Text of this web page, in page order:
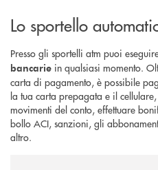
Lo sportello
Presso gli sportelli atm puoi
bancarie in qualsiasi momento.
carta di pagamento, è possibile
la tua carta prepagata e il
movimenti del conto, effettuare
bollo ACI, sanzioni, gli
altro.